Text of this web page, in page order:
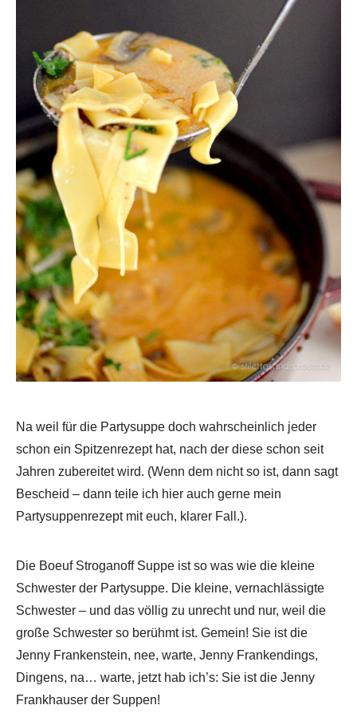
Na weil für die Partysuppe doch wahrscheinlich jeder
schon ein Spitzenrezept hat, nach der diese schon seit
Jahren zubereitet wird. (Wenn dem nicht so ist, dann sagt
Bescheid – dann teile ich hier auch gerne mein
Partysuppenrezept mit euch, klarer Fall.).
Die Boeuf Stroganoff Suppe ist so was wie die kleine
Schwester der Partysuppe. Die kleine, vernachlässigte
Schwester – und das völlig zu unrecht und nur, weil die
große Schwester so berühmt ist. Gemein! Sie ist die
Jenny Frankenstein, nee, warte, Jenny Frankendings,
Dingens, na… warte, jetzt hab ich’s: Sie ist die Jenny
Frankhauser der Suppen!